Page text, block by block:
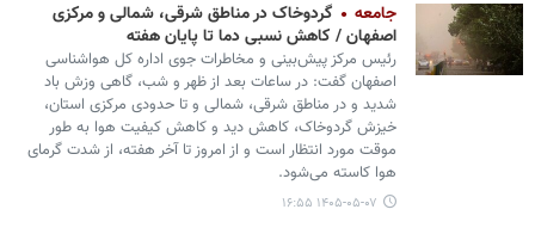
جامعه
گردوخاک در مناطق شرقی، شمالی و مرکزی
اصفهان / کاهش نسبی دما تا پایان هفته
رئیس مرکز پیش‌بینی و مخاطرات جوی اداره کل هواشناسی
اصفهان گفت: در ساعات بعد از ظهر و شب، گاهی وزش باد
شدید و در مناطق شرقی، شمالی و تا حدودی مرکزی استان،
خیزش گردوخاک، کاهش دید و کاهش کیفیت هوا به طور
موقت مورد انتظار است و از امروز تا آخر هفته، از شدت گرمای
هوا کاسته می‌شود.
۱۴۰۵-۰۵-۰۷ ۱۶:۵۵